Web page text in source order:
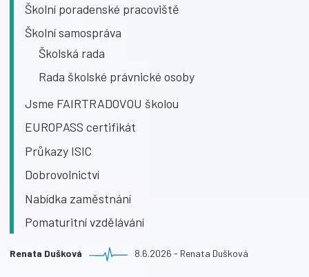
Školní poradenské pracoviště
Školní samospráva
Školská rada
Rada školské právnické osoby
Jsme FAIRTRADOVOU školou
EUROPASS certifikát
Průkazy ISIC
Dobrovolnictví
Nabídka zaměstnání
Pomaturitní vzdělávání
Renata Dušková 8.6.2026 - Renata Dušková